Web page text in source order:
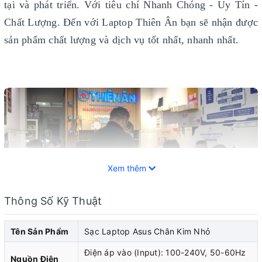
tại và phát triển. Với tiêu chí Nhanh Chóng - Uy Tín -
Chất Lượng. Đến với Laptop Thiên Ân bạn sẽ nhận được
sản phẩm chất lượng và dịch vụ tốt nhất, nhanh nhất.
Xem thêm
Thông Số Kỹ Thuật
Tên Sản Phẩm Sạc Laptop Asus Chân Kim Nhỏ
Nguồn Điện
Điện áp vào (Input): 100-240V, 50-60Hz